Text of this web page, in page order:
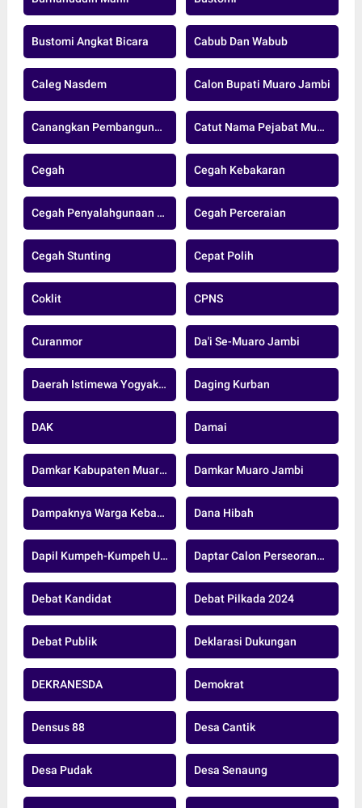
Bustomi Angkat Bicara Cabub Dan Wabub
Caleg Nasdem Calon Bupati Muaro Jambi
Canangkan Pembangunan Jalan Strategis Catut Nama Pejabat Muarojambi
Cegah Cegah Kebakaran
Cegah Penyalahgunaan Donasi Cegah Perceraian
Cegah Stunting Cepat Polih
Coklit CPNS
Curanmor Da'i Se-Muaro Jambi
Daerah Istimewa Yogyakarta Daging Kurban
DAK Damai
Damkar Kabupaten Muaro Jambi Damkar Muaro Jambi
Dampaknya Warga Kebanjiran Dana Hibah
Dapil Kumpeh-Kumpeh Ulu Daptar Calon Perseorangan.
Debat Kandidat Debat Pilkada 2024
Debat Publik Deklarasi Dukungan
DEKRANESDA Demokrat
Densus 88 Desa Cantik
Desa Pudak Desa Senaung